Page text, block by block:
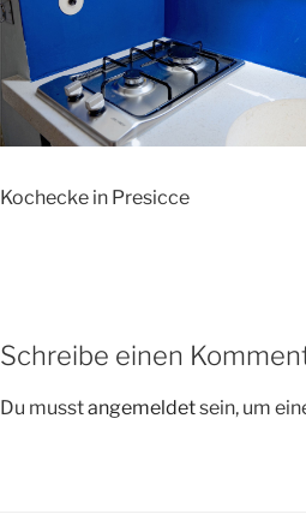
Kochecke in Presicce
Schreibe einen
Du musstangemeldetsein, um